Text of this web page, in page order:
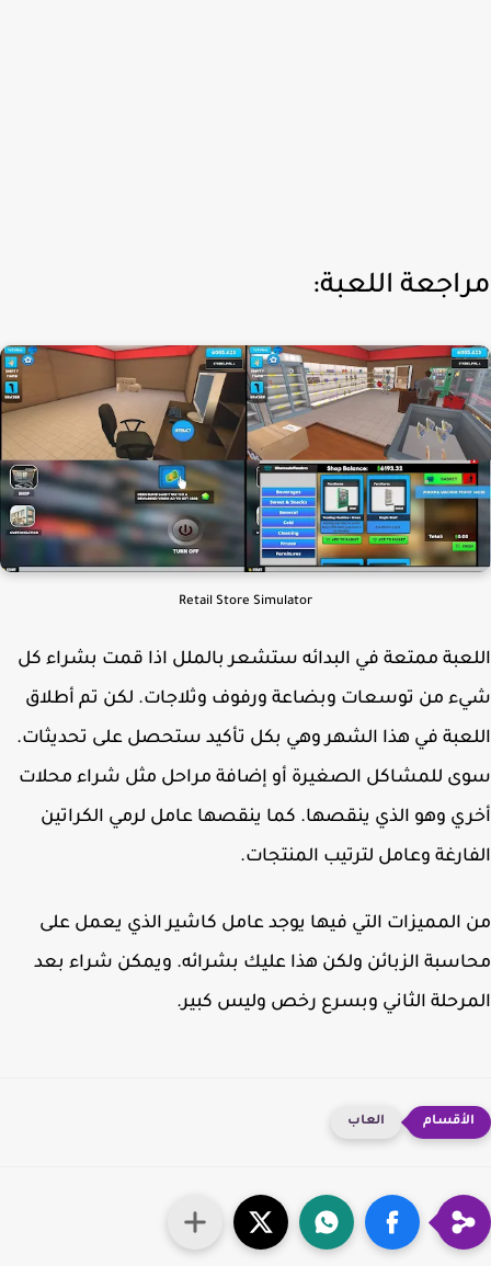
اللعبة:
Retail Store Simulator
ممتعة في البدائه ستشعر بالملل اذا قمت بشراء كل
من توسعات وبضاعة ورفوف وثلاجات. لكن تم أطلاق
في هذا الشهر وهي بكل تأكيد ستحصل على تحديثات.
للمشاكل الصغيرة أو إضافة مراحل مثل شراء محلات
وهو الذي ينقصها. كما ينقصها عامل لرمي الكراتين
وعامل لترتيب المنتجات.
المميزات التي فيها يوجد عامل كاشير الذي يعمل على
الزبائن ولكن هذا عليك بشرائه. ويمكن شراء بعد
الثاني وبسرع رخص وليس كبير.
العاب